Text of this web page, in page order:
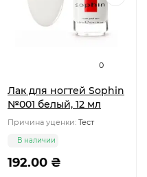
0
Лак для ногтей Sophin
№001 белый, 12 мл
Причина уценки: Тест
192.00 ₴
В наличии